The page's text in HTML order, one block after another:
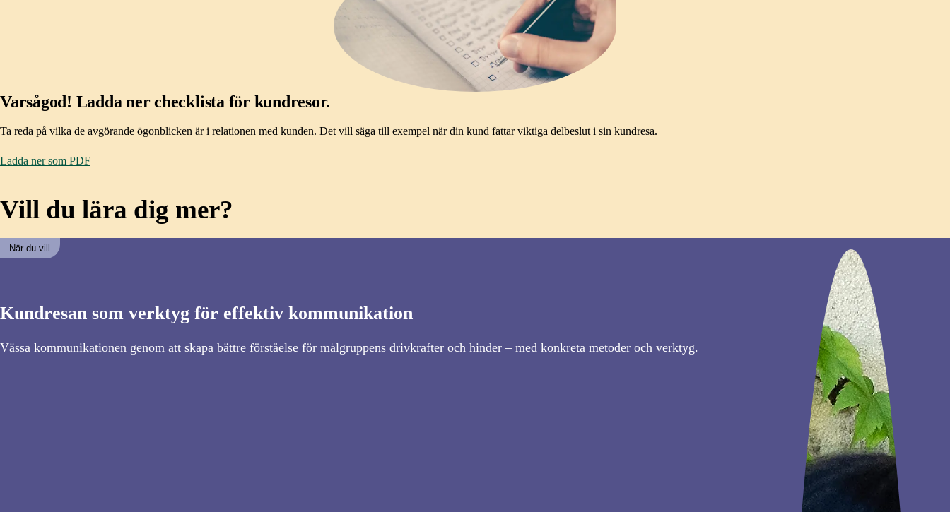
Varsågod! Ladda ner checklista för kundresor.
Ta reda på vilka de avgörande ögonblicken är i relationen med kunden. Det vill säga till exempel när din kund fattar viktiga delbeslut i sin kundresa.
Ladda ner som PDF
Vill du lära dig mer?
När-du-vill
Kundresan som verktyg för effektiv kommunikation
Vässa kommunikationen genom att skapa bättre förståelse för målgruppens drivkrafter och hinder – med konkreta metoder och verktyg.